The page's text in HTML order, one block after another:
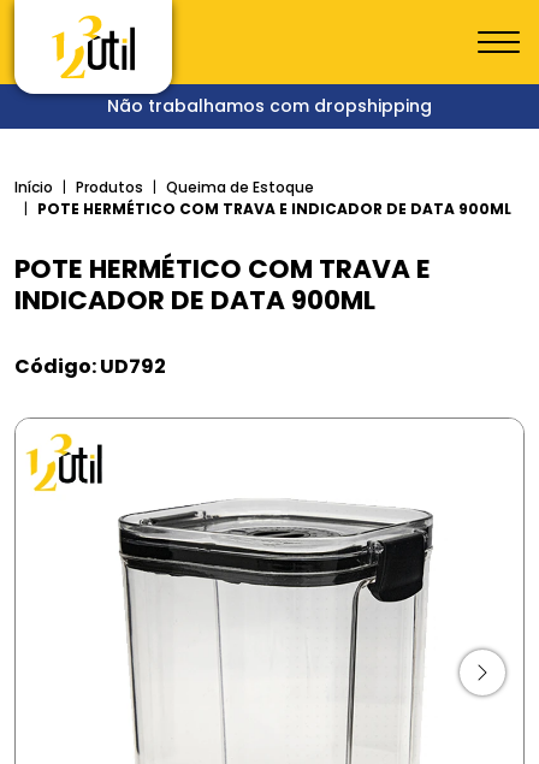
Não trabalhamos com dropshipping
Início Produtos
Queima de Estoque
POTE HERMÉTICO COM TRAVA E INDICADOR DE DATA 900ML
POTE HERMÉTICO COM TRAVA E
INDICADOR DE DATA 900ML
Código: UD792